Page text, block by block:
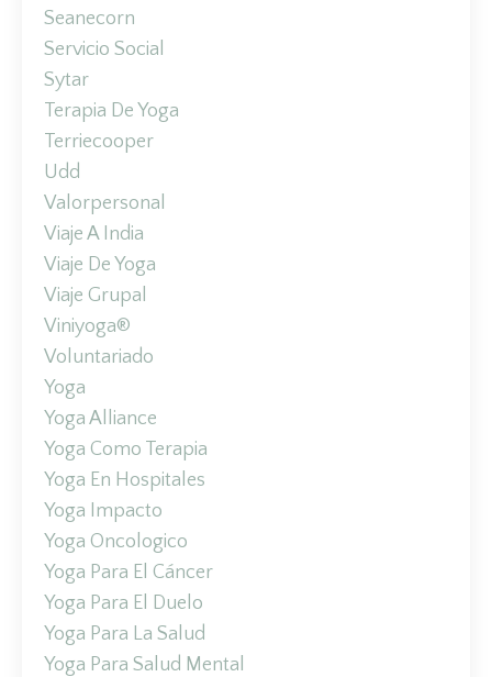
Seanecorn
Servicio Social
Sytar
Terapia De Yoga
Terriecooper
Udd
Valorpersonal
Viaje A India
Viaje De Yoga
Viaje Grupal
Viniyoga®
Voluntariado
Yoga
Yoga Alliance
Yoga Como Terapia
Yoga En Hospitales
Yoga Impacto
Yoga Oncologico
Yoga Para El Cáncer
Yoga Para El Duelo
Yoga Para La Salud
Yoga Para Salud Mental